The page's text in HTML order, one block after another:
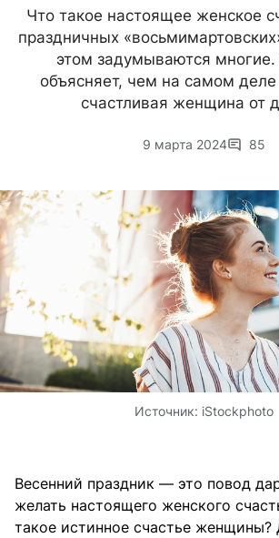
Что такое настоящее женское
праздничных
этом задумываются многие.
объясняет, чем на самом деле
счастливая женщина от
9 марта 2024 85
Источник: iStockphoto
Весенний праздник — это повод
желать настоящего женского
такое истинное счастье женщины?